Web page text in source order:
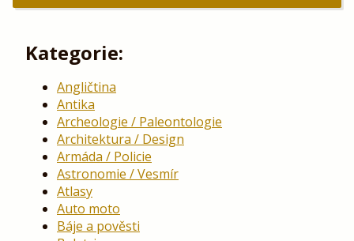
Kategorie:
Angličtina
Antika
Archeologie / Paleontologie
Architektura / Design
Armáda / Policie
Astronomie / Vesmír
Atlasy
Auto moto
Báje a pověsti